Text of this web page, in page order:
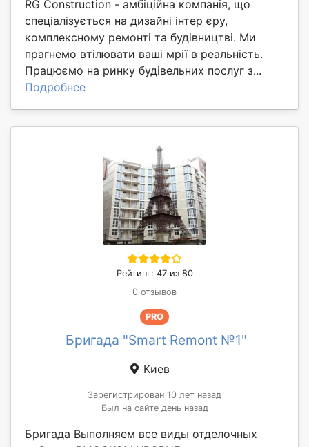
RG Construction - амбіційна компанія, що
спеціалізується на дизайні інтер єру,
комплексному ремонті та будівництві. Ми
прагнемо втілювати ваші мрії в реальність.
Працюємо на ринку будівельних послуг з...
Подробнее
Рейтинг: 47 из 80
0 отзывов
PRO
Бригада "Smart Remont №1"
Киев
Зарегистрирован 10 лет назад
Был на сайте день назад
Бригада Выполняем все виды отделочных